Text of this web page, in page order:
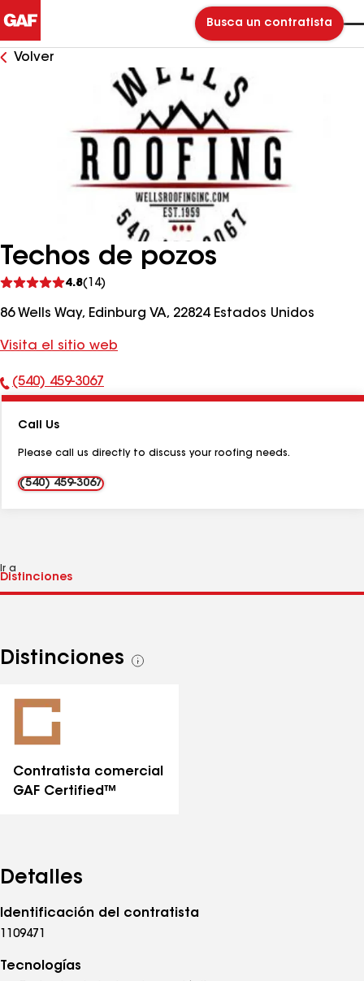
Busca un contratista
Volver
Techos de pozos
4.8(14)
comentarios
86 Wells Way, Edinburg VA, 22824 Estados Unidos
Visita el sitio web
Número
teléfono:
(540) 459-3067
Call Us
Please call us directly to discuss your roofing needs.
(540) 459-3067
Ir a
Distinciones
Ver
Contratista comercial
GAF Certified™
Detalles
Identificación del contratista
1109471
Tecnologías